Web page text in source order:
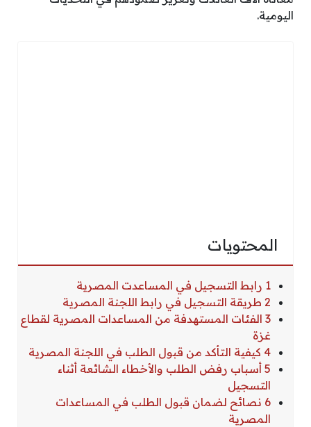
اليومية.
المحتويات
1 رابط التسجيل في المساعدت المصرية
2 طريقة التسجيل في رابط اللجنة المصرية
3 الفئات المستهدفة من المساعدات المصرية لقطاع
غزة
4 كيفية التأكد من قبول الطلب في اللجنة المصرية
5 أسباب رفض الطلب والأخطاء الشائعة أثناء
التسجيل
6 نصائح لضمان قبول الطلب في المساعدات
المصرية